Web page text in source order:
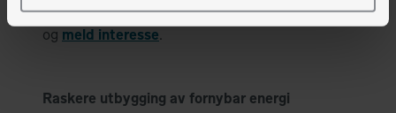
Lyse tilbyrfastprisavtalerfra 01.01.23. Les mer
og meld interesse.
Raskere utbygging av fornybar energi